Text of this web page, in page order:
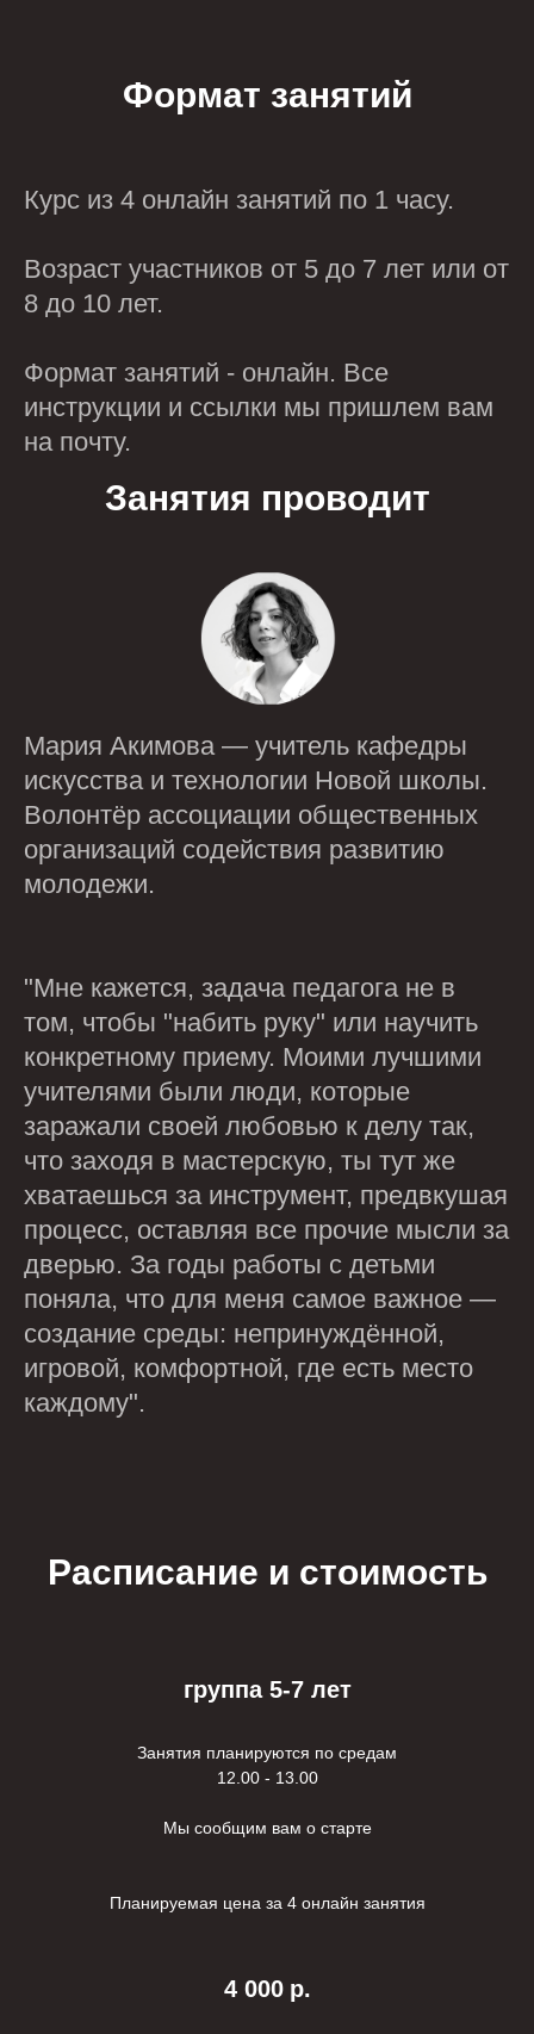
Формат занятий
Курс из 4 онлайн занятий по 1 часу.
Возраст участников от 5 до 7 лет или от
8 до 10 лет.
Формат занятий - онлайн. Все
инструкции и ссылки мы пришлем вам
на почту.
Занятия проводит
Мария Акимова — учитель кафедры
искусства и технологии Новой школы.
Волонтёр ассоциации общественных
организаций содействия развитию
молодежи.
"Мне кажется, задача педагога не в
том, чтобы "набить руку" или научить
конкретному приему. Моими лучшими
учителями были люди, которые
заражали своей любовью к делу так,
что заходя в мастерскую, ты тут же
хватаешься за инструмент, предвкушая
процесс, оставляя все прочие мысли за
дверью. За годы работы с детьми
поняла, что для меня самое важное —
создание среды: непринуждённой,
игровой, комфортной, где есть место
каждому".
Расписание и стоимость
группа 5-7 лет
Занятия планируются по средам
12.00 - 13.00
Мы сообщим вам о старте
Планируемая цена за 4 онлайн занятия
4 000 р.